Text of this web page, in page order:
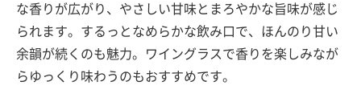
な香りが広がり、やさしい甘味とまろやかな旨味が感じ
られます。するっとなめらかな飲み口で、ほんのり甘い
余韻が続くのも魅力。ワイングラスで香りを楽しみなが
らゆっくり味わうのもおすすめです。